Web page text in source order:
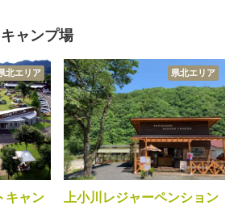
ャンプ場
北エリア
キャン
県北エリア
上小川レジャーペンション